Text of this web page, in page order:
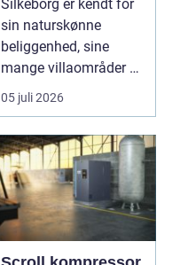
priser
Silkeborg er kendt for
sin naturskønne
beliggenhed, sine
mange villaområder og
en bland...
05 juli 2026